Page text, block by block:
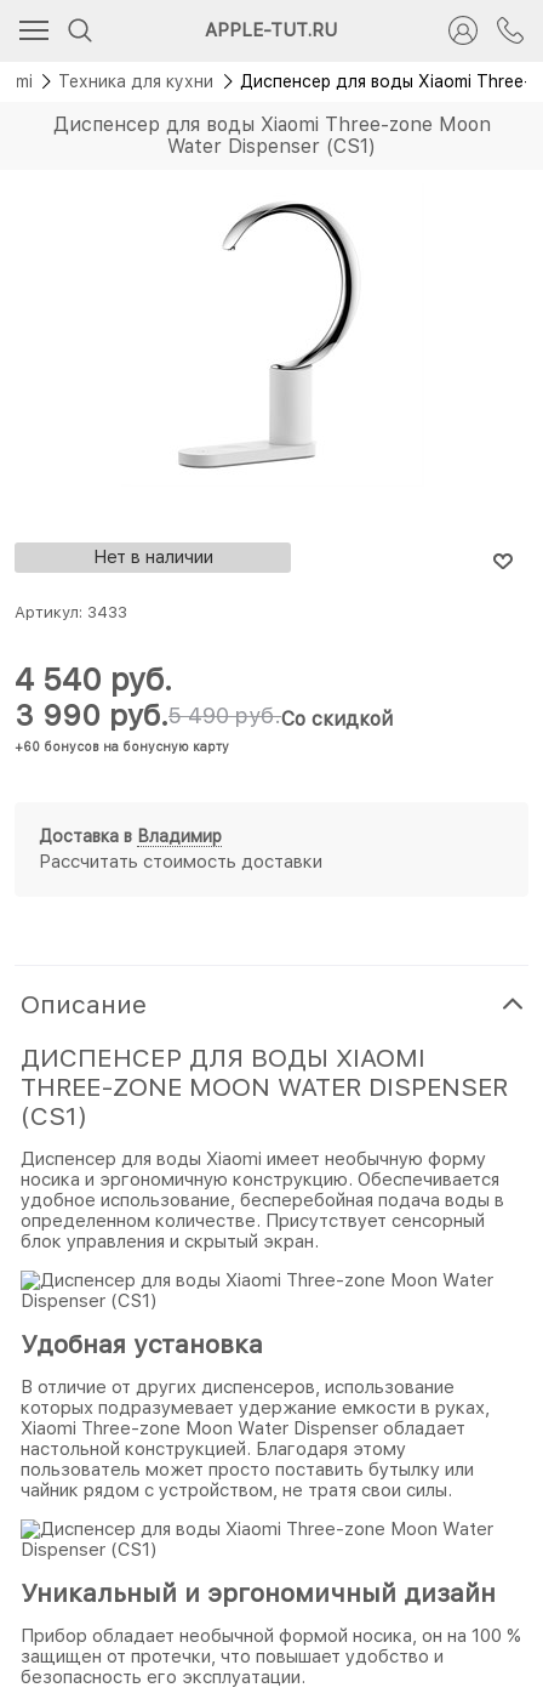
APPLE-TUT.RU
Техника для кухни Диспенсер для воды Xiaomi Three-
Диспенсер для воды Xiaomi Three-zone Moon
Water Dispenser (CS1)
Скидка 1 500 руб.
Нет в наличии
Артикул: 3433
5 490 руб.
3 990 руб.
+60 бонусов на бонусную карту
Со скидкой
4 540 руб.
Доставка в Владимир
Рассчитать стоимость доставки
Описание
ДИСПЕНСЕР ДЛЯ ВОДЫ XIAOMI
THREE-ZONE MOON WATER DISPENSER
(CS1)
Диспенсер для воды Xiaomi имеет необычную форму
носика и эргономичную конструкцию. Обеспечивается
удобное использование, бесперебойная подача воды в
определенном количестве. Присутствует сенсорный
блок управления и скрытый экран.
Удобная установка
В отличие от других диспенсеров, использование
которых подразумевает удержание емкости в руках,
Xiaomi Three-zone Moon Water Dispenser обладает
настольной конструкцией. Благодаря этому
пользователь может просто поставить бутылку или
чайник рядом с устройством, не тратя свои силы.
Уникальный и эргономичный дизайн
Прибор обладает необычной формой носика, он на 100 %
защищен от протечки, что повышает удобство и
безопасность его эксплуатации.